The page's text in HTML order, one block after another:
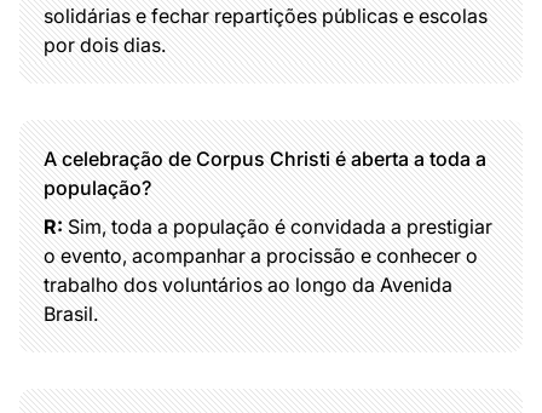
solidárias e fechar repartições públicas e escolas
por dois dias.
A celebração de Corpus Christi é aberta a toda a
população?
R:Sim, toda a população é convidada a prestigiar
o evento, acompanhar a procissão e conhecer o
trabalho dos voluntários ao longo da Avenida
Brasil.